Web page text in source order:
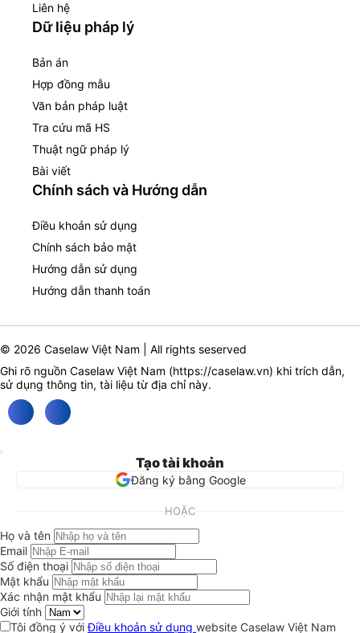
Liên hệ
Dữ liệu pháp lý
Bản án
Hợp đồng mẫu
Văn bản pháp luật
Tra cứu mã HS
Thuật ngữ pháp lý
Bài viết
Chính sách và Hướng dẫn
Điều khoản sử dụng
Chính sách bảo mật
Hướng dẫn sử dụng
Hướng dẫn thanh toán
© 2026 Caselaw Việt Nam | All rights seserved
Ghi rõ nguồn Caselaw Việt Nam (https://caselaw.vn) khi trích dẫn,
sử dụng thông tin, tài liệu từ địa chỉ này.
Tạo tài khoản
Đăng ký bằng Google
HOẶC
Họ và tên
Email
Số điện thoại
Mật khẩu
Xác nhận mật khẩu
Giới tính
Tôi đồng ý vớiĐiều khoản sử dụng website Caselaw Việt Nam